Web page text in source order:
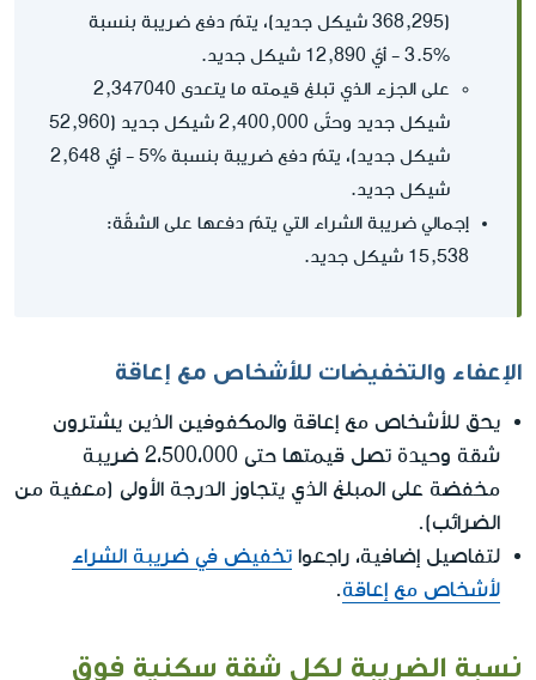
(368,295 شيكل جديد)، يتمّ دفع ضريبة بنسبة
%3.5 - أيّ 12,890 شيكل جديد.
على الجزء الذي تبلغ قيمته ما يتعدى 2,347040
شيكل جديد وحتّى 2,400,000 شيكل جديد (52,960
شيكل جديد)، يتمّ دفع ضريبة بنسبة %5 - أيّ 2,648
شيكل جديد.
إجمالي ضريبة الشراء التي يتمّ دفعها على الشقّة:
15,538 شيكل جديد.
الإعفاء والتخفيضات للأشخاص مع إعاقة
يحق للأشخاص مع إعاقة والمكفوفين الذين يشترون
شقة وحيدة تصل قيمتها حتى 2،500،000 ضريبة
مخفضة على المبلغ الذي يتجاوز الدرجة الأولى (معفية من
الضرائب).
لتفاصيل إضافية، راجعوا تخفيض في ضريبة الشراء
لأشخاص مع إعاقة.
نسبة الضريبة لكل شقة سكنية فوق